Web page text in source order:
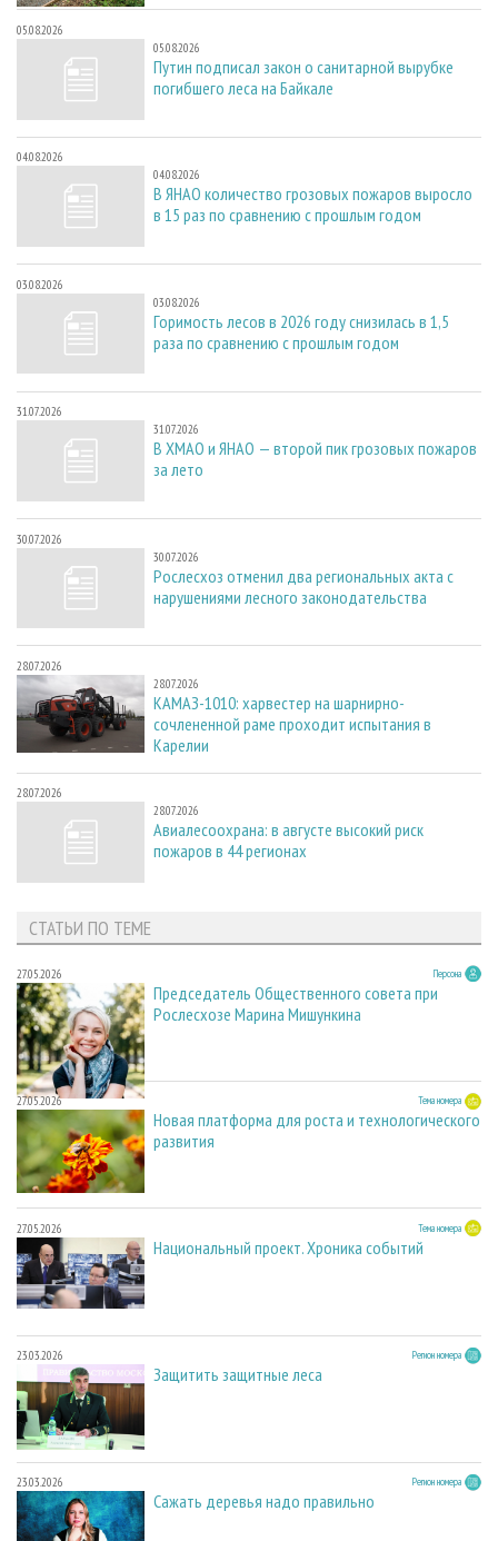
05.08.2026
05.08.2026
Путин подписал закон о санитарной вырубке
погибшего леса на Байкале
04.08.2026
04.08.2026
В ЯНАО количество грозовых пожаров выросло
в 15 раз по сравнению с прошлым годом
03.08.2026
03.08.2026
Горимость лесов в 2026 году снизилась в 1,5
раза по сравнению с прошлым годом
31.07.2026
31.07.2026
В ХМАО и ЯНАО — второй пик грозовых пожаров
за лето
30.07.2026
30.07.2026
Рослесхоз отменил два региональных акта с
нарушениями лесного законодательства
28.07.2026
28.07.2026
КАМАЗ-1010: харвестер на шарнирно-
сочлененной раме проходит испытания в
Карелии
28.07.2026
28.07.2026
Авиалесоохрана: в августе высокий риск
пожаров в 44 регионах
СТАТЬИ ПО ТЕМЕ
27.05.2026 Персона
Председатель Общественного совета при
Рослесхозе Марина Мишункина
27.05.2026 Тема номера
Новая платформа для роста и технологического
развития
27.05.2026 Тема номера
Национальный проект. Хроника событий
23.03.2026 Регион номера
Защитить защитные леса
23.03.2026 Регион номера
Сажать деревья надо правильно